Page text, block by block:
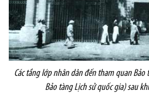
Các tầng lớp nhân dân đến tham quan Bảo
Bảo tàng Lịch sử quốc gia) sau